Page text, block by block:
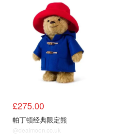
£275.00
帕丁顿经典限定熊
@dealmoon.co.uk